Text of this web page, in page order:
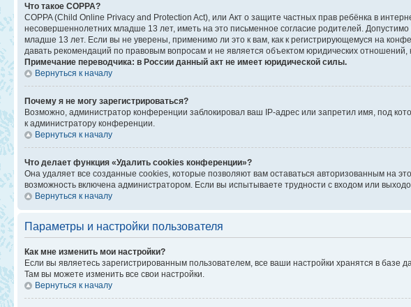
Что такое COPPA?
COPPA (Child Online Privacy and Protection Act), или Акт о защите частных прав ребёнка в
несовершеннолетних младше 13 лет, иметь на это письменное согласие родителей.
младше 13 лет. Если вы не уверены, применимо ли это к вам, как к регистрирующемуся на
давать рекомендаций по правовым вопросам и не является объектом юридических отношений,
Примечание переводчика: в России данный акт не имеет юридической силы.
Вернуться к началу
Почему я не могу зарегистрироваться?
Возможно, администратор конференции заблокировал ваш IP-адрес или запретил имя, под
к администратору конференции.
Вернуться к началу
Что делает функция «Удалить cookies конференции»?
Она удаляет все созданные cookies, которые позволяют вам оставаться авторизованным на
возможность включена администратором. Если вы испытываете трудности с входом или
Вернуться к началу
Параметры и настройки пользователя
Как мне изменить мои настройки?
Если вы являетесь зарегистрированным пользователем, все ваши настройки хранятся в
Там вы можете изменить все свои настройки.
Вернуться к началу